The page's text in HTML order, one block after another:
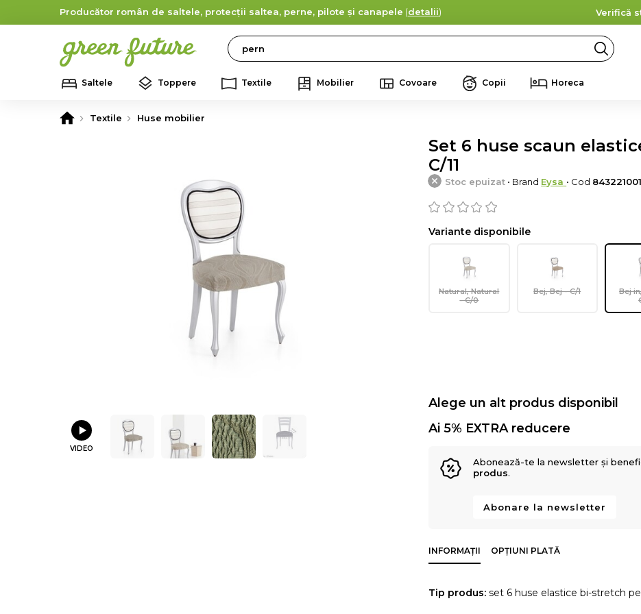
Producător român de saltele, protecții saltea, perne, pilote și canapele (detalii) Verifică
Search
Saltele Toppere Textile Mobilier Covoare Copii Horeca
Textile Huse mobilier
VIDEO
Set 6 huse scaun
C/11
Stoc epuizat • Brand Eysa • Cod
Variante disponibile
Natural, Natural
- C/0
Bej, Bej - C/1
Bej
Alege un alt produs disponibil
Ai 5% EXTRA reducere
Abonează-te la newsletter și
produs.
Abonare la newsletter
INFORMAȚII OPȚIUNI PLATĂ
Tip produs: set 6 huse elastice bi-stretch